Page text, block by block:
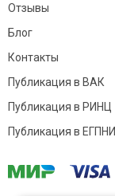
Отзывы
Блог
Контакты
Публикация в ВАК
Публикация в РИНЦ
Публикация в ЕГПНИ